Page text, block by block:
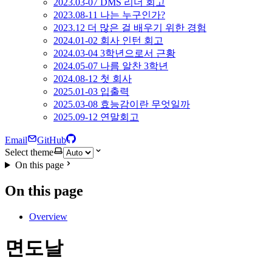
2023.03-07 DMS 리더 회고
2023.08-11 나는 누구인가?
2023.12 더 많은 걸 배우기 위한 경험
2024.01-02 회사 인턴 회고
2024.03-04 3학년으로서 근황
2024.05-07 나름 알찬 3학년
2024.08-12 첫 회사
2025.01-03 입출력
2025.03-08 효능감이란 무엇일까
2025.09-12 연말회고
Email
GitHub
Select theme
On this page
On this page
Overview
면도날